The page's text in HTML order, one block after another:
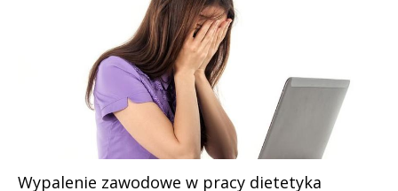
Wypalenie zawodowe w pracy dietetyka